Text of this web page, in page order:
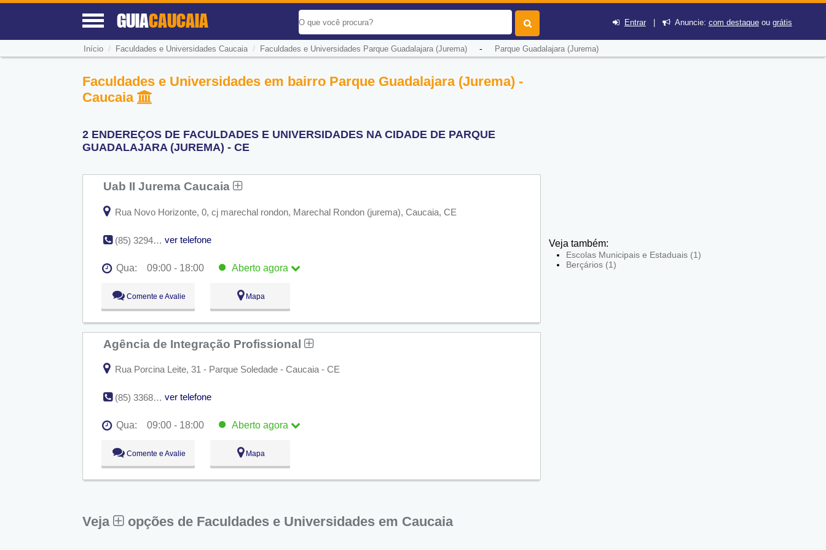
GUIACAUCAIA Entrar| Anuncie: com destaqueou grátis
Início / Faculdades e Universidades Caucaia/ Faculdades e Universidades Parque Guadalajara (Jurema)- Parque Guadalajara (Jurema)
Faculdades e Universidades em bairro Parque Guadalajara (Jurema) -
Caucaia
2 ENDEREÇOS DE FACULDADES E UNIVERSIDADES NA CIDADE DE PARQUE
GUADALAJARA (JUREMA) - CE
Uab II Jurema Caucaia
Rua Novo Horizonte, 0, cj marechal rondon, Marechal Rondon (jurema), Caucaia, CE
(85) 3294-6682 ver telefone
Qua: 09:00 - 18:00 Aberto agora
Seg:
Ter:
09:00 - 18:00
Qua:
09:00 - 18:00 Abertoagora
Qui:
09:00 - 18:00
Sex:
09:00 - 18:00
Sáb:
Fechado
Comente e Avalie Mapa
Agência de Integração Profissional
Rua Porcina Leite, 31 - Parque Soledade - Caucaia - CE
(85) 3368-9516 ver telefone
Qua: 09:00 - 18:00 Aberto agora
Seg:
Ter:
09:00 - 18:00
Qua:
09:00 - 18:00 Abertoagora
Qui:
09:00 - 18:00
Comente e Avalie Mapa
Veja opções de Faculdades e Universidades em Caucaia
Veja também:
Escolas Municipais e Estaduais (1)
Berçários (1)